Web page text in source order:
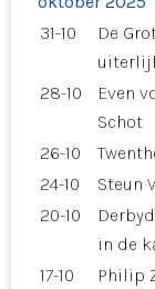
31-10
De
28-10
Even
Schot
26-10
24-10
Steun
20-10
in de
17-10
Philip